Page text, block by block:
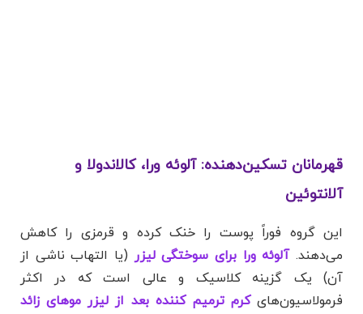
قهرمانان تسکین‌دهنده: آلوئه ورا، کالاندولا و
آلانتوئین
این گروه فوراً پوست را خنک کرده و قرمزی را کاهش
می‌دهند.آلوئه ورا برای سوختگی لیزر (یا التهاب ناشی از
آن) یک گزینه کلاسیک و عالی است که در اکثر
فرمولاسیون‌هایکرم ترمیم کننده بعد از لیزر موهای زائد